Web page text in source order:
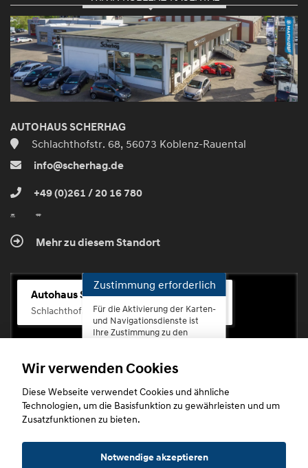
und
aktivieren
AUTOHAUS SCHERHAG
Schlachthofstr. 68, 56073 Koblenz-Rauental
info@scherhag.de
+49 (0)261 / 20 16 780
Mehr zu diesem Standort
Autohaus Scherhag
Schlachthofstr. 68, 56073 Koblenz-Rauental
Zustimmung erforderlich
Für die Aktivierung der Karten-
und Navigationsdienste ist
Ihre Zustimmung zu den
erforderlich.
Zustimmen
Copyright © 2026. Autohaus Scherhag
Wir verwenden Cookies
Diese Webseite verwendet Cookies und ähnliche
Technologien, um die Basisfunktion zu gewährleisten und um
Zusatzfunktionen zu bieten.
Notwendige akzeptieren